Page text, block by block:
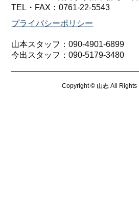
TEL・FAX：0761-22-5543
プライバシーポリシー
山本スタッフ：090-4901-6899
今出スタッフ：090-5179-3480
Copyright © 山志 All Rights